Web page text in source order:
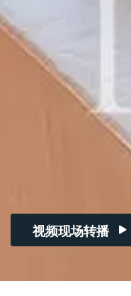
视频现场转播